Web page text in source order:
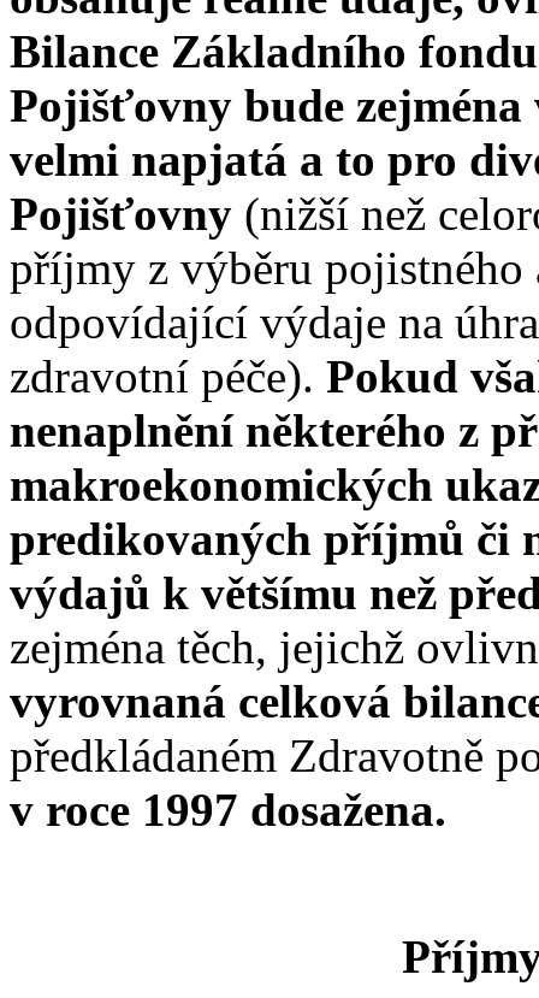
Bilance Základního
Pojišťovny bude
velmi napjatá a to pro
Pojišťovny (nižší než
příjmy z výběru pojistného
odpovídající výdaje na
zdravotní péče). Pokud
nenaplnění některého z
makroekonomických
predikovaných příjmů či
výdajů k většímu než
zejména těch, jejichž
vyrovnaná celková
předkládaném Zdravotně
v roce 1997 dosažena.